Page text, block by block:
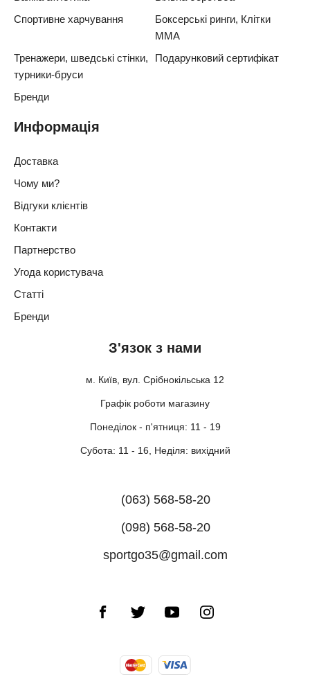
З'язок з нами
м. Київ, вул. Срібнокільська 12
Графік роботи магазину
Понеділок - п'ятниця: 11 - 19
Субота: 11 - 16, Неділя: вихідний
(063) 568-58-20
(098) 568-58-20
sportgo35@gmail.com
Спортивне харчування
Боксерські ринги, Клітки
ММА
Тренажери, шведські стінки,
турники-бруси
Подарунковий сертифікат
Бренди
Информація
Доставка
Чому ми?
Відгуки клієнтів
Контакти
Партнерство
Угода користувача
Статті
Бренди